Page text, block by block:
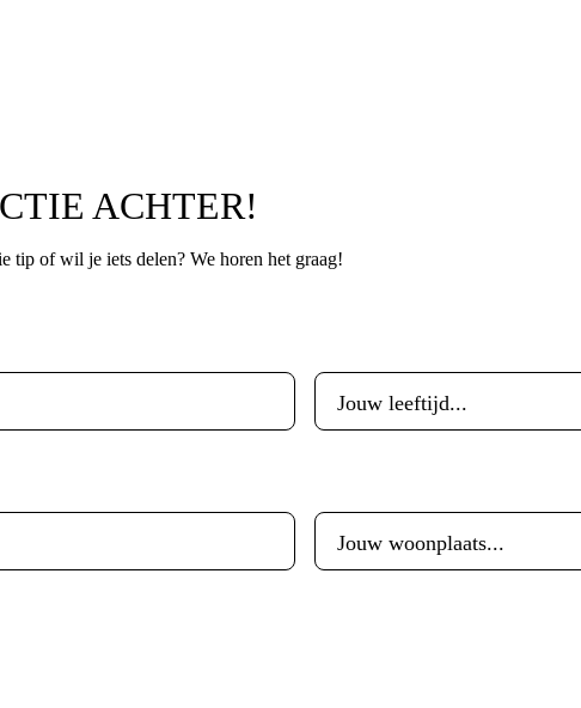
ACHTER!
tip of wil je iets delen? We horen het graag!